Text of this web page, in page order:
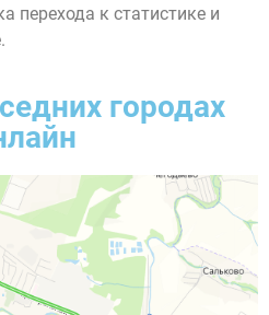
перехода к статистике и
городах